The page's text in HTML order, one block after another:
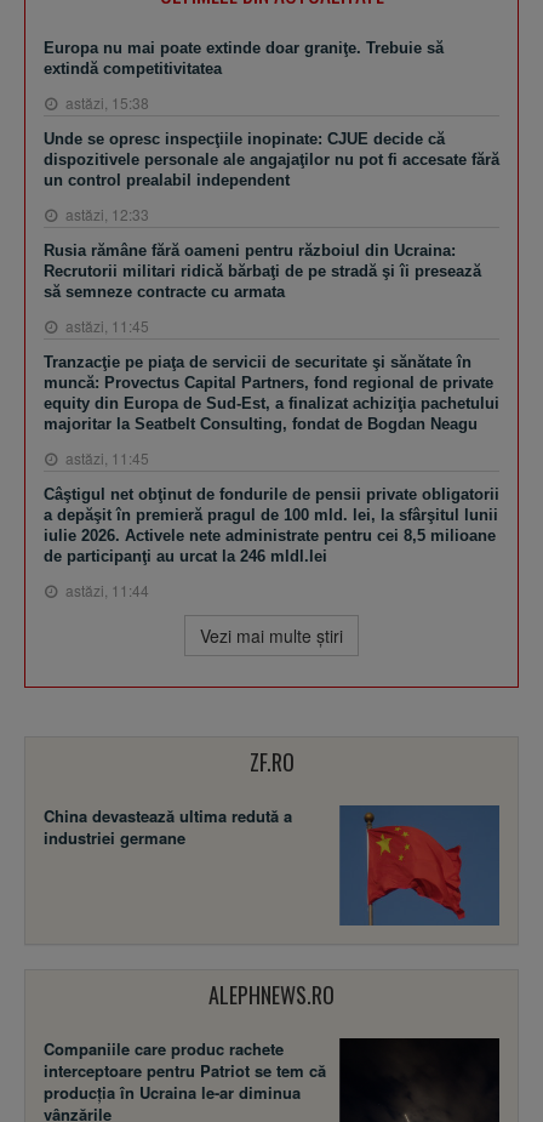
Europa nu mai poate extinde doar graniţe. Trebuie să
extindă competitivitatea
astăzi, 15:38
Unde se opresc inspecţiile inopinate: CJUE decide că
dispozitivele personale ale angajaţilor nu pot fi accesate fără
un control prealabil independent
astăzi, 12:33
Rusia rămâne fără oameni pentru războiul din Ucraina:
Recrutorii militari ridică bărbaţi de pe stradă şi îi presează
să semneze contracte cu armata
astăzi, 11:45
Tranzacţie pe piaţa de servicii de securitate şi sănătate în
muncă: Provectus Capital Partners, fond regional de private
equity din Europa de Sud-Est, a finalizat achiziţia pachetului
majoritar la Seatbelt Consulting, fondat de Bogdan Neagu
astăzi, 11:45
Câştigul net obţinut de fondurile de pensii private obligatorii
a depăşit în premieră pragul de 100 mld. lei, la sfârşitul lunii
iulie 2026. Activele nete administrate pentru cei 8,5 milioane
de participanţi au urcat la 246 mldl.lei
astăzi, 11:44
Vezi mai multe ştiri
ZF.RO
China devastează ultima redută a
industriei germane
ALEPHNEWS.RO
Companiile care produc rachete
interceptoare pentru Patriot se tem că
producția în Ucraina le-ar diminua
vânzările